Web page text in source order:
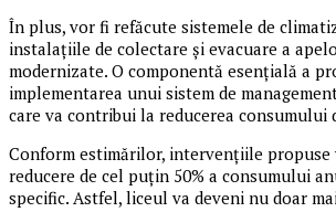
În plus, vor fi refăcute sistemele de
instalațiile de colectare și evacuare a
modernizate. O componentă esențială a
implementarea unui sistem de
care va contribui la reducerea consumului
Conform estimărilor, intervențiile propuse
reducere de cel puțin 50% a consumului
specific. Astfel, liceul va deveni nu doar